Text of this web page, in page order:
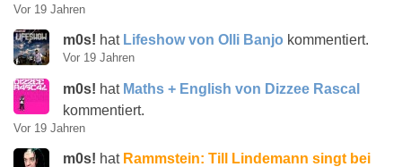
Vor 19 Jahren
m0s! hat Lifeshow von Olli Banjo kommentiert.
Vor 19 Jahren
m0s! hat Maths + English von Dizzee Rascal
kommentiert.
Vor 19 Jahren
m0s! hat Rammstein: Till Lindemann singt bei